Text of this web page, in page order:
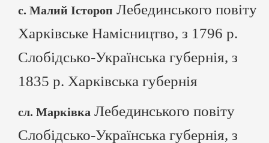
с. Малий Істороп Лебединського повіту
Харківське Намісництво, з 1796 р.
Слобідсько-Українська губернія, з
1835 р. Харківська губернія
сл. Марківка Лебединського повіту
Слобідсько-Українська губернія, з